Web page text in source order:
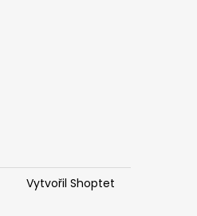
Vytvořil Shoptet